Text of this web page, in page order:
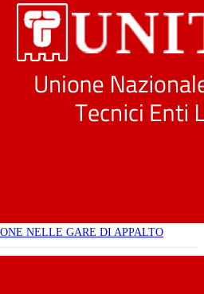
NELLE GARE DI APPALTO